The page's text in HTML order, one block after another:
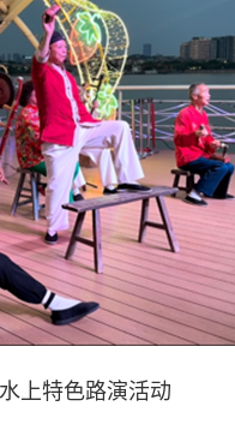
上特色路演活动